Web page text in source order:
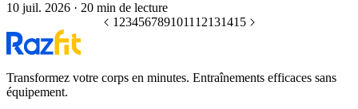
10 juil. 2026 · 20 min de lecture
1 234567891011 12131415
Transformez votre corps en minutes. Entraînements efficaces sans
équipement.